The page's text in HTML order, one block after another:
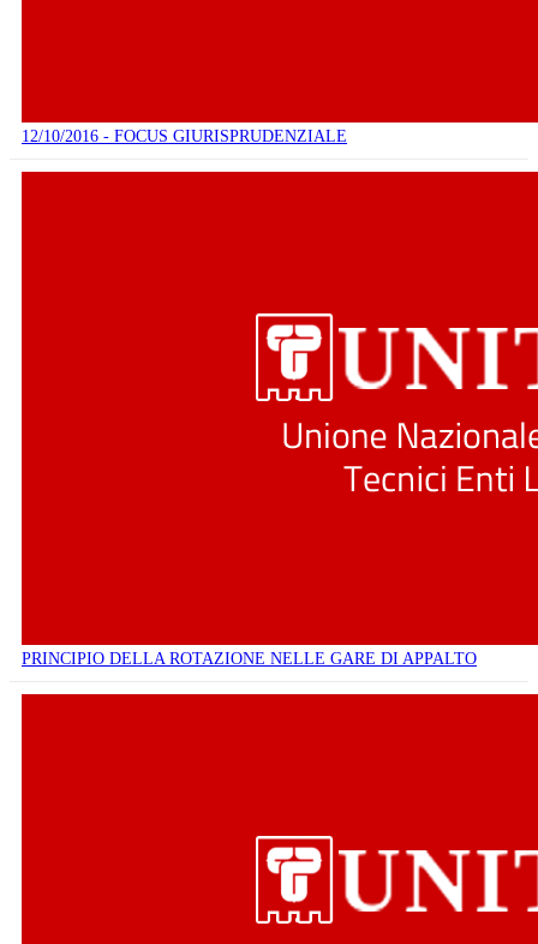
12/10/2016 - FOCUS GIURISPRUDENZIALE
PRINCIPIO DELLA ROTAZIONE NELLE GARE DI APPALTO